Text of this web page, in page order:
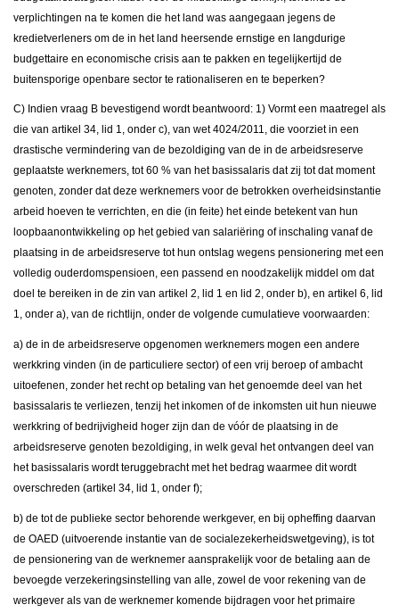
verplichtingen na te komen die het land was aangegaan jegens de
kredietverleners om de in het land heersende ernstige en langdurige
budgettaire en economische crisis aan te pakken en tegelijkertijd de
buitensporige openbare sector te rationaliseren en te beperken?
C) Indien vraag B bevestigend wordt beantwoord: 1) Vormt een maatregel als
die van artikel 34, lid 1, onder c), van wet 4024/2011, die voorziet in een
drastische vermindering van de bezoldiging van de in de arbeidsreserve
geplaatste werknemers, tot 60 % van het basissalaris dat zij tot dat moment
genoten, zonder dat deze werknemers voor de betrokken overheidsinstantie
arbeid hoeven te verrichten, en die (in feite) het einde betekent van hun
loopbaanontwikkeling op het gebied van salariëring of inschaling vanaf de
plaatsing in de arbeidsreserve tot hun ontslag wegens pensionering met een
volledig ouderdomspensioen, een passend en noodzakelijk middel om dat
doel te bereiken in de zin van artikel 2, lid 1 en lid 2, onder b), en artikel 6, lid
1, onder a), van de richtlijn, onder de volgende cumulatieve voorwaarden:
a) de in de arbeidsreserve opgenomen werknemers mogen een andere
werkkring vinden (in de particuliere sector) of een vrij beroep of ambacht
uitoefenen, zonder het recht op betaling van het genoemde deel van het
basissalaris te verliezen, tenzij het inkomen of de inkomsten uit hun nieuwe
werkkring of bedrijvigheid hoger zijn dan de vóór de plaatsing in de
arbeidsreserve genoten bezoldiging, in welk geval het ontvangen deel van
het basissalaris wordt teruggebracht met het bedrag waarmee dit wordt
overschreden (artikel 34, lid 1, onder f);
b) de tot de publieke sector behorende werkgever, en bij opheffing daarvan
de OAED (uitvoerende instantie van de socialezekerheidswetgeving), is tot
de pensionering van de werknemer aansprakelijk voor de betaling aan de
bevoegde verzekeringsinstelling van alle, zowel de voor rekening van de
werkgever als van de werknemer komende bijdragen voor het primaire